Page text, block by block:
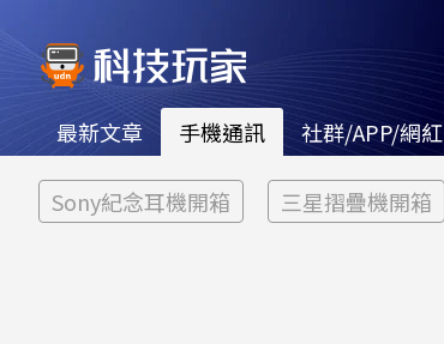
最新文章 手機通訊 社群/APP/網紅
Sony紀念耳機開箱 三星摺疊機開箱